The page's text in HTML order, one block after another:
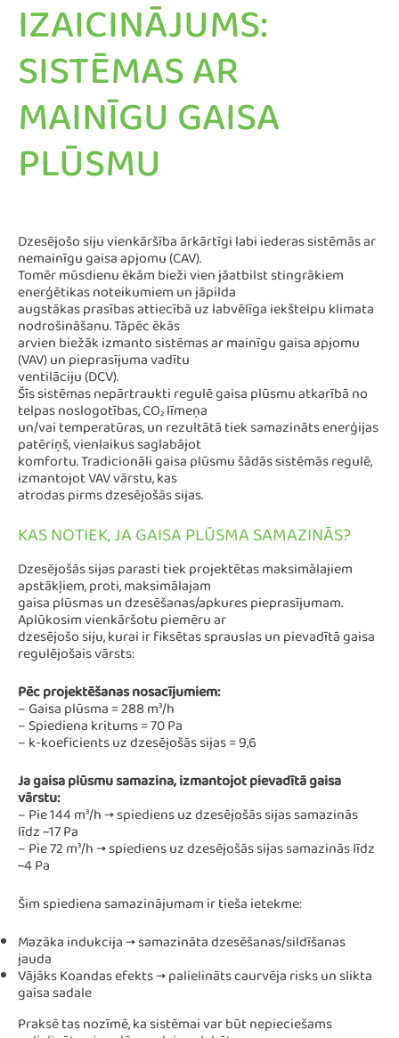
IZAICINĀJUMS:
SISTĒMAS AR
MAINĪGU GAISA
PLŪSMU
Dzesējošo siju vienkāršība ārkārtīgi labi iederas sistēmās ar
nemainīgu gaisa apjomu (CAV).
Tomēr mūsdienu ēkām bieži vien jāatbilst stingrākiem
enerģētikas noteikumiem un jāpilda
augstākas prasības attiecībā uz labvēlīga iekštelpu klimata
nodrošināšanu. Tāpēc ēkās
arvien biežāk izmanto sistēmas ar mainīgu gaisa apjomu
(VAV) un pieprasījuma vadītu
ventilāciju (DCV).
Šīs sistēmas nepārtraukti regulē gaisa plūsmu atkarībā no
telpas noslogotības, CO₂ līmeņa
un/vai temperatūras, un rezultātā tiek samazināts enerģijas
patēriņš, vienlaikus saglabājot
komfortu. Tradicionāli gaisa plūsmu šādās sistēmās regulē,
izmantojot VAV vārstu, kas
atrodas pirms dzesējošās sijas.
KAS NOTIEK, JA GAISA PLŪSMA SAMAZINĀS?
Dzesējošās sijas parasti tiek projektētas maksimālajiem
apstākļiem, proti, maksimālajam
gaisa plūsmas un dzesēšanas/apkures pieprasījumam.
Aplūkosim vienkāršotu piemēru ar
dzesējošo siju, kurai ir fiksētas sprauslas un pievadītā gaisa
regulējošais vārsts:
Pēc projektēšanas nosacījumiem:
– Gaisa plūsma = 288 m³/h
– Spiediena kritums = 70 Pa
– k-koeficients uz dzesējošās sijas = 9,6
Ja gaisa plūsmu samazina, izmantojot pievadītā gaisa
vārstu:
– Pie 144 m³/h → spiediens uz dzesējošās sijas samazinās
līdz ~17 Pa
– Pie 72 m³/h → spiediens uz dzesējošās sijas samazinās līdz
~4 Pa
Šim spiediena samazinājumam ir tieša ietekme:
Mazāka indukcija → samazināta dzesēšanas/sildīšanas
jauda
Vājāks Koandas efekts → palielināts caurvēja risks un slikta
gaisa sadale
Praksē tas nozīmē, ka sistēmai var būt nepieciešams